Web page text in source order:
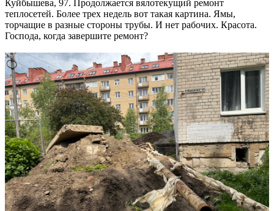
Куйбышева, 97. Продолжается вялотекущий ремонт
теплосетей. Более трех недель вот такая картина. Ямы,
торчащие в разные стороны трубы. И нет рабочих. Красота.
Господа, когда завершите ремонт?